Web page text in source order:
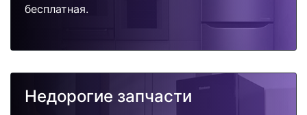
бесплатная.
Недорогие запчасти